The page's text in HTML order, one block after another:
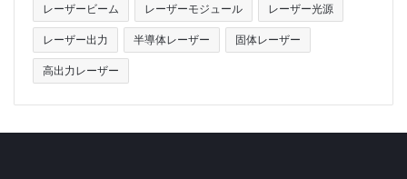
レーザービーム レーザーモジュール レーザー光源
レーザー出力 半導体レーザー 固体レーザー
高出力レーザー